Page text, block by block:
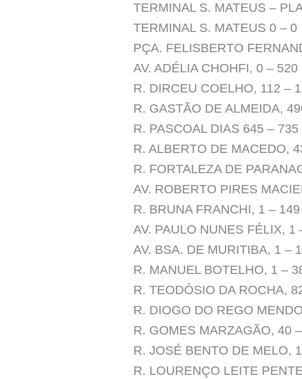
TERMINAL S. MATEUS –
TERMINAL S. MATEUS 0 – 0
PÇA. FELISBERTO
AV. ADÉLIA CHOHFI, 0 – 520
R. DIRCEU COELHO, 112 – 1
R. GASTÃO DE ALMEIDA,
R. PASCOAL DIAS 645 – 735
R. ALBERTO DE MACEDO,
R. FORTALEZA DE
AV. ROBERTO PIRES
R. BRUNA FRANCHI, 1 – 149
AV. PAULO NUNES FÉLIX, 1
AV. BSA. DE MURITIBA, 1 –
R. MANUEL BOTELHO, 1 –
R. TEODÓSIO DA ROCHA,
R. DIOGO DO REGO
R. GOMES MARZAGÃO, 40
R. JOSÉ BENTO DE MELO,
R. LOURENÇO LEITE